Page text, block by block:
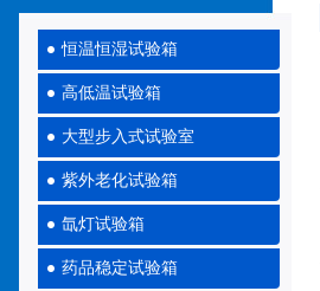
恒温恒湿试验箱
高低温试验箱
大型步入式试验室
紫外老化试验箱
氙灯试验箱
药品稳定试验箱